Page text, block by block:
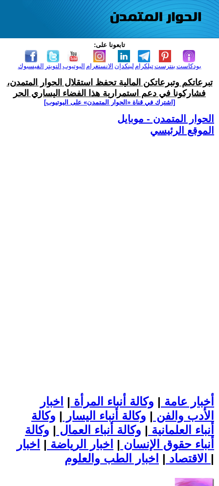
تابعونا على:
الفيسبوك التويتر اليوتيوب الانستغرام لينكدإن تيلكرامبنترست بودكاست
تبرعاتكم وتبرعاتكن المالية تحفظ استقلال الحوار المتمدن،
فشاركونا في دعم استمرارية هذا الفضاء اليساري الحر
[اشترك في قناة ‫«الحوار المتمدن» على اليوتيوب]
الحوار المتمدن - موبايل
الموقع الرئيسي
أخبار عامة | وكالة أنباء المرأة | اخبار
الأدب والفن | وكالة أنباء اليسار | وكالة
أنباء العلمانية | وكالة أنباء العمال | وكالة
أنباء حقوق الإنسان | اخبار الرياضة | اخبار
الاقتصاد | |